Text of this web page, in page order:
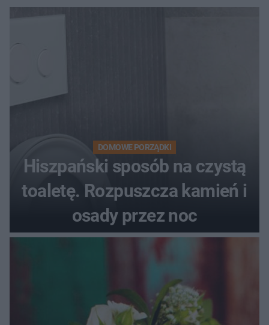
DOMOWE PORZĄDKI
Hiszpański sposób na czystą
toaletę. Rozpuszcza kamień i
osady przez noc